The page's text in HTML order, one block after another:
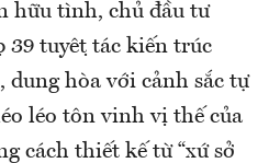
hữu tình, chủ đầu tư
39 tuyệt tác kiến trúc
dung hòa với cảnh sắc tự
léo tôn vinh vị thế của
cách thiết kế từ “xứ sở